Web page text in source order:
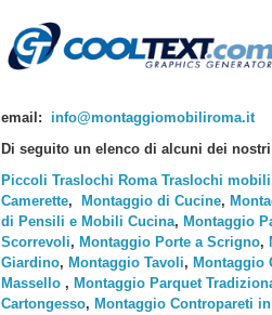
email: info@montaggiomobiliroma.it
Di seguito un elenco di alcuni dei
Piccoli Traslochi Roma Traslochi
Camerette, Montaggio di Cucine,
di Pensili e Mobili Cucina, Montaggio
Scorrevoli, Montaggio Porte a Scrigno,
Giardino, Montaggio Tavoli, Montaggio
Massello , Montaggio Parquet
Cartongesso, Montaggio Contropareti